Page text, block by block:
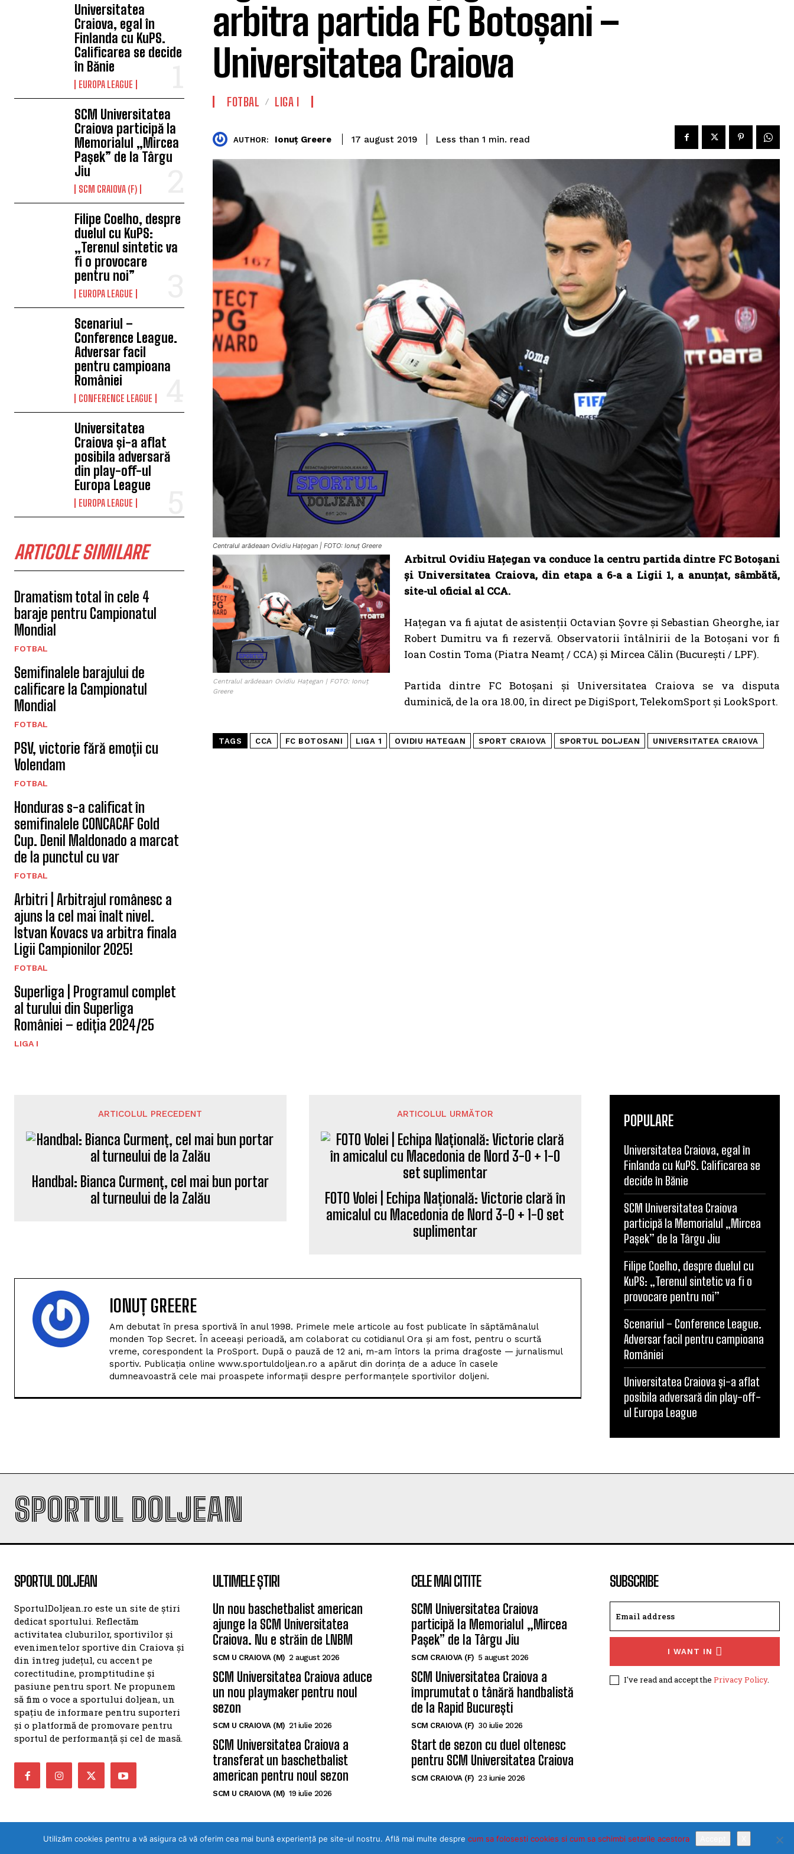
Universitatea
Craiova, egal în
Finlanda cu KuPS.
Calificarea se decide
în Bănie
EUROPA LEAGUE
SCM Universitatea
Craiova participă la
Memorialul „Mircea
Pașek” de la Târgu
Jiu
SCM CRAIOVA (F)
Filipe Coelho, despre
duelul cu KuPS:
„Terenul sintetic va
fi o provocare
pentru noi”
EUROPA LEAGUE
Scenariul –
Conference League.
Adversar facil
pentru campioana
României
CONFERENCE LEAGUE
Universitatea
Craiova și-a aflat
posibila adversară
din play-off-ul
Europa League
EUROPA LEAGUE
ARTICOLE SIMILARE
Dramatism total în cele 4
baraje pentru Campionatul
Mondial
FOTBAL
Semifinalele barajului de
calificare la Campionatul
Mondial
FOTBAL
PSV, victorie fără emoții cu
Volendam
FOTBAL
Honduras s-a calificat în
semifinalele CONCACAF Gold
Cup. Denil Maldonado a marcat
de la punctul cu var
FOTBAL
Arbitri | Arbitrajul românesc a
ajuns la cel mai înalt nivel.
Istvan Kovacs va arbitra finala
Ligii Campionilor 2025!
FOTBAL
Superliga | Programul complet
al turului din Superliga
României – ediția 2024/25
LIGA I
arbitra partida FC Botoșani –
Universitatea Craiova
FOTBAL LIGA I
AUTHOR: Ionuț Greere 17 august 2019 Less than 1 min. read
Centralul arădeaan Ovidiu Hațegan | FOTO: Ionuț Greere
Centralul arădeaan Ovidiu Hațegan | FOTO: Ionuț
Greere
Arbitrul Ovidiu Haţegan va conduce la centru partida dintre FC Botoșani
și Universitatea Craiova, din etapa a 6-a a Ligii 1, a anunţat, sâmbătă,
site-ul oficial al CCA.
Haţegan va fi ajutat de asistenţii Octavian Şovre şi Sebastian Gheorghe, iar
Robert Dumitru va fi rezervă. Observatorii întâlnirii de la Botoșani vor fi
Ioan Costin Toma (Piatra Neamț / CCA) și Mircea Călin (București / LPF).
Partida dintre FC Botoșani și Universitatea Craiova se va disputa
duminică, de la ora 18.00, în direct pe DigiSport, TelekomSport și LookSport.
TAGS CCA FC BOTOSANI LIGA 1 OVIDIU HATEGAN SPORT CRAIOVA SPORTUL DOLJEAN UNIVERSITATEA CRAIOVA
ARTICOLUL PRECEDENT
Handbal: Bianca Curmenț, cel mai bun portar
al turneului de la Zalău
ARTICOLUL URMĂTOR
FOTO Volei | Echipa Națională: Victorie clară în
amicalul cu Macedonia de Nord 3-0 + 1-0 set
suplimentar
IONUȚ GREERE
monden Top Secret. În aceeași perioadă, am colaborat cu cotidianul Ora și am fost, pentru o scurtă
vreme, corespondent la ProSport. După o pauză de 12 ani, m-am întors la prima dragoste — jurnalismul
sportiv. Publicația online www.sportuldoljean.ro a apărut din dorința de a aduce în casele
dumneavoastră cele mai proaspete informații despre performanțele sportivilor doljeni.
POPULARE
Universitatea Craiova, egal în
Finlanda cu KuPS. Calificarea se
decide în Bănie
SCM Universitatea Craiova
participă la Memorialul „Mircea
Pașek” de la Târgu Jiu
Filipe Coelho, despre duelul cu
KuPS: „Terenul sintetic va fi o
provocare pentru noi”
Scenariul – Conference League.
Adversar facil pentru campioana
României
Universitatea Craiova și-a aflat
posibila adversară din play-off-
ul Europa League
SPORTUL DOLJEAN
SPORTUL DOLJEAN
SportulDoljean.ro este un site de știri
dedicat sportului. Reflectăm
activitatea cluburilor, sportivilor și
evenimentelor sportive din Craiova și
din întreg județul, cu accent pe
corectitudine, promptitudine și
pasiune pentru sport. Ne propunem
să fim o voce a sportului doljean, un
spațiu de informare pentru suporteri
și o platformă de promovare pentru
sportul de performanță și cel de masă.
ULTIMELE ȘTIRI
Un nou baschetbalist american
ajunge la SCM Universitatea
Craiova. Nu e străin de LNBM
SCM U CRAIOVA (M) 2 august 2026
SCM Universitatea Craiova aduce
un nou playmaker pentru noul
sezon
SCM U CRAIOVA (M) 21 iulie 2026
SCM Universitatea Craiova a
transferat un baschetbalist
american pentru noul sezon
SCM U CRAIOVA (M) 19 iulie 2026
CELE MAI CITITE
SCM Universitatea Craiova
participă la Memorialul „Mircea
Pașek” de la Târgu Jiu
SCM CRAIOVA (F) 5 august 2026
SCM Universitatea Craiova a
împrumutat o tânără handbalistă
de la Rapid București
SCM CRAIOVA (F) 30 iulie 2026
Start de sezon cu duel oltenesc
pentru SCM Universitatea Craiova
SCM CRAIOVA (F) 23 iunie 2026
SUBSCRIBE
I WANT IN
I've read and accept the Privacy Policy.
©Toate drepturile rezervate SPORTULDOLJEAN.RO
Utilizăm cookies pentru a vă asigura că vă oferim cea mai bună experiență pe site-ul nostru. Află mai multe despre cum sa folosesti cookies si cum sa schimbi setarile acestora